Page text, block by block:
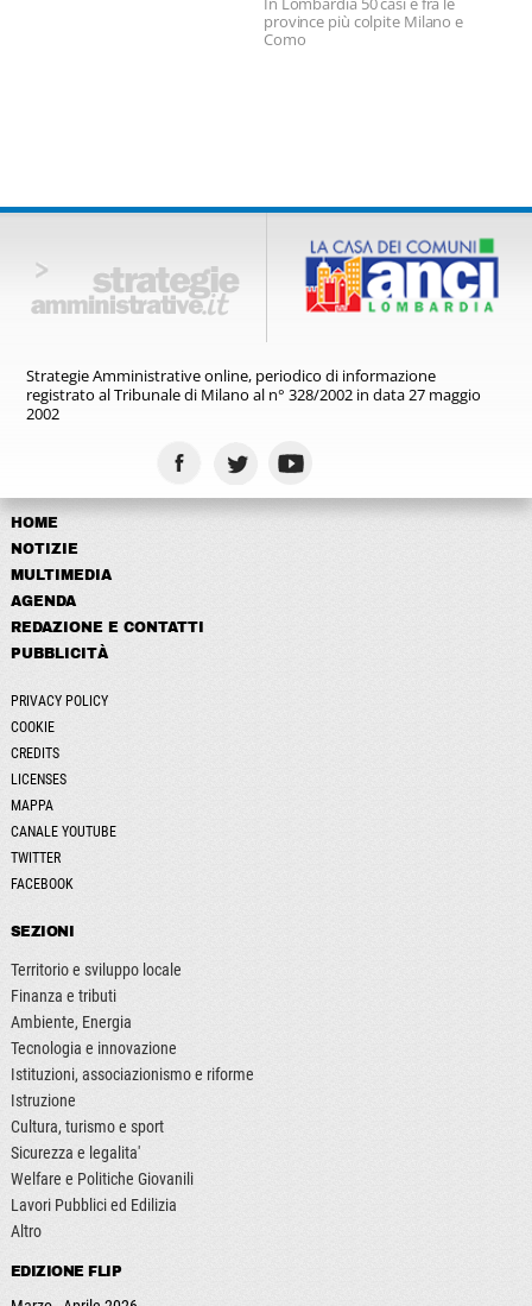
province più colpite Milano e
Como
Strategie Amministrative online, periodico di informazione
registratoal Tribunale di Milano al n° 328/2002 in data 27 maggio
2002
HOME
NOTIZIE
MULTIMEDIA
AGENDA
REDAZIONE E CONTATTI
PUBBLICITÀ
PRIVACY POLICY
COOKIE
CREDITS
LICENSES
MAPPA
CANALE YOUTUBE
TWITTER
FACEBOOK
SEZIONI
Territorio e sviluppo locale
Finanza e tributi
Ambiente, Energia
Tecnologia e innovazione
Istituzioni, associazionismo e riforme
Istruzione
Cultura, turismo e sport
Sicurezza e legalita'
Welfare e Politiche Giovanili
Lavori Pubblici ed Edilizia
Altro
EDIZIONE FLIP